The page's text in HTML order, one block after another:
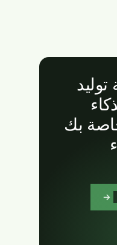
توليد
بك
→